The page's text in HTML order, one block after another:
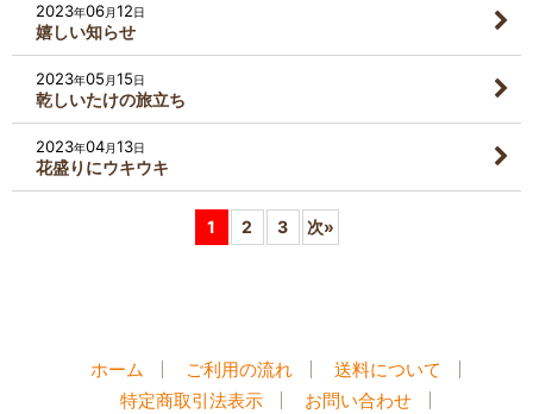
2023年06月12日
嬉しい知らせ
2023年05 月15日
乾しいたけの旅立ち
2023年04月13日
花盛りにウキウキ
1 2 3 次»
ホーム ご利用の流れ
送料について
特定商取引法表示
お問い合わせ